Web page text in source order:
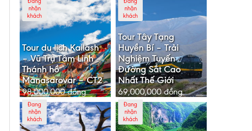
nhận
khách
Tour du lịch Kailash
– Vũ Trụ Tâm Linh –
Thánh hồ
Manasarovar – CT2
98,000,000đồng
nhận
khách
Tour Tây Tạng
Huyền Bí – Trải
Nghiệm Tuyến
Đường Sắt Cao
Nhất Thế Giới
69,000,000đồng
Đang
nhận
khách
Đang
nhận
khách